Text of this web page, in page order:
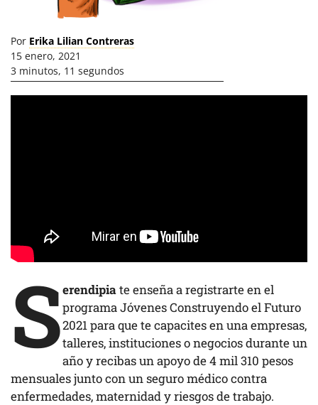
Por Erika Lilian Contreras
15 enero, 2021
3 minutos, 11 segundos
Serendipiate enseña a registrarte en el
programa Jóvenes Construyendo el Futuro
2021 para que te capacites en una empresas,
talleres, instituciones o negocios durante un
año y recibas un apoyo de 4 mil 310 pesos
mensuales junto con un seguro médico contra
enfermedades, maternidad y riesgos de trabajo.